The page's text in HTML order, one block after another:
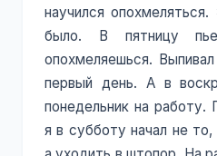
научился
было. В пятницу
опохмеляешься.
первый день. А в
понедельник на работу.
я в субботу начал не